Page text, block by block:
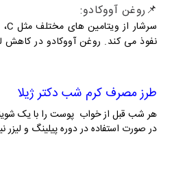
📌روغن آووکادو:
نفوذ می کند. روغن آووکادو در
طرز مصرف کرم شب دکتر ژیلا
هر شب قبل از خواب پوست را با یک
در صورت استفاده در دوره پیلینگ و لیزر